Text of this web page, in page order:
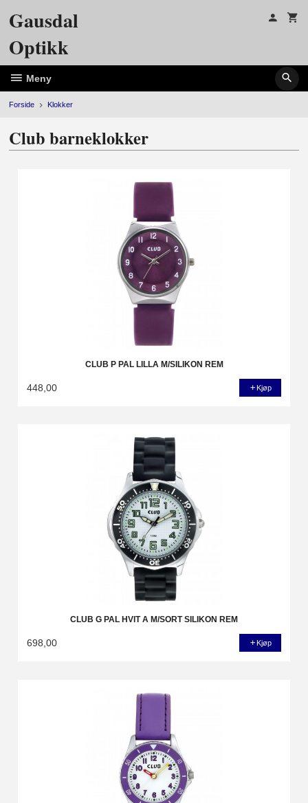
Gausdal
Optikk
Meny
Forside Klokker
Club barneklokker
CLUB P PAL LILLA M/SILIKON REM
448,00 Kjøp
CLUB G PAL HVIT A M/SORT SILIKON REM
698,00 Kjøp